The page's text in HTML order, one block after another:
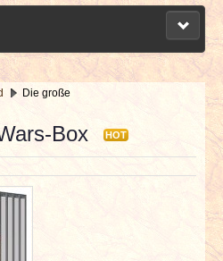
Die große
Box HOT